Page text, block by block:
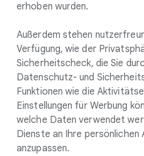
erhoben wurden.
Außerdem stehen
Verfügung, wie der
Sicherheitscheck, die Sie
Datenschutz- und
Funktionen wie die
Einstellungen für Werbung
welche Daten verwendet
Dienste an Ihre persönlichen
anzupassen.